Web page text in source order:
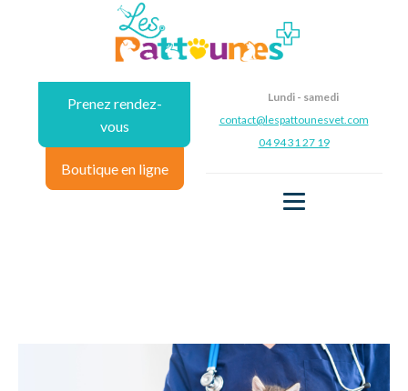
Prenez rendez-
vous
Boutique en ligne
Lundi - samedi
contact@lespattounesvet.com
04 94 31 27 19